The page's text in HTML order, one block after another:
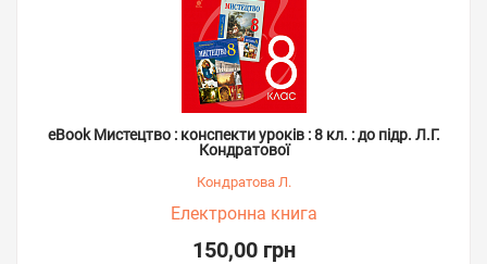
eBook Мистецтво : конспекти уроків : 8 кл. : до підр. Л.Г.
Кондратової
Кондратова Л.
Електронна книга
150,00 грн